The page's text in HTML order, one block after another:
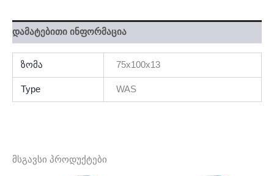
დამატებითი ინფორმაცია
ზომა 75x100x13
Type WAS
მსგავსი პროდუქტები